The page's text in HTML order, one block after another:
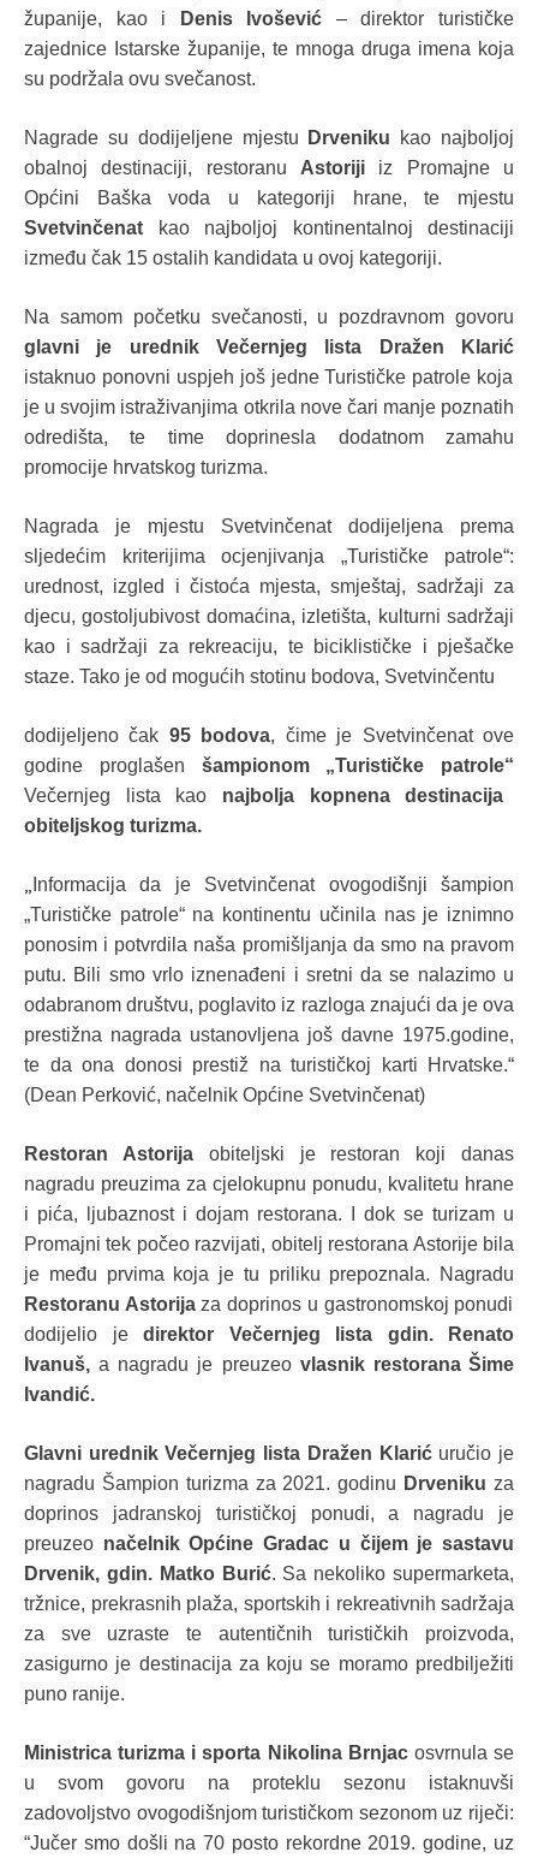
županije, kao i
Denis Ivošević – direktor turističke
zajednice Istarske županije, te mnoga druga imena koja
su podržala ovu svečanost.
Nagrade su dodijeljene mjestu Drveniku kao najboljoj
obalnoj destinaciji, restoranu Astoriji iz Promajne u
Općini Baška voda u kategoriji hrane, te mjestu
Svetvinčenat
kao najboljoj kontinentalnoj destinaciji
između čak 15 ostalih kandidata u ovoj kategoriji.
Na samom početku svečanosti, u pozdravnom govoru
glavni je urednik Večernjeg lista Dražen Klarić
istaknuo ponovni uspjeh još jedne Turističke patrole koja
je u svojim istraživanjima otkrila nove čari manje poznatih
odredišta, te time doprinesla dodatnom zamahu
promocije hrvatskog turizma.
Nagrada je mjestu Svetvinčenat dodijeljena prema
sljedećim kriterijima ocjenjivanja „Turističke patrole“:
urednost, izgled i čistoća mjesta, smještaj, sadržaji za
djecu, gostoljubivost domaćina, izletišta, kulturni sadržaji
kao i sadržaji za rekreaciju, te biciklističke i pješačke
staze. Tako je od mogućih stotinu bodova, Svetvinčentu
dodijeljeno čak 95 bodova, čime je Svetvinčenat ove
godine proglašen šampionom „Turističke patrole“
Večernjeg lista kao najbolja kopnena destinacija
obiteljskog turizma.
Informacija da je Svetvinčenat ovogodišnji šampion
„Turističke patrole“ na kontinentu učinila nas je iznimno
ponosim i potvrdila naša promišljanja da smo na pravom
putu. Bili smo vrlo iznenađeni i sretni da se nalazimo u
odabranom društvu, poglavito iz razloga znajući da je ova
prestižna nagrada ustanovljena još davne 1975.godine,
te da ona donosi prestiž na turističkoj karti Hrvatske.“
(Dean Perković, načelnik Općine Svetvinčenat)
Restoran Astorijaobiteljski je restoran koji danas
nagradu preuzima za cjelokupnu ponudu, kvalitetu hrane
i pića, ljubaznost i dojam restorana. I dok se turizam u
Promajni tek počeo razvijati, obitelj restorana Astorije bila
je među prvima koja je tu priliku prepoznala. Nagradu
Restoranu Astorija za doprinos u gastronomskoj ponudi
dodijelio je direktor Večernjeg lista gdin. Renato
Ivanuš,a nagradu je preuzeovlasnik restorana Šime
Ivandić.
Glavni urednik Večernjeg lista Dražen Klarićuručio je
nagradu Šampion turizma za 2021. godinu Drveniku za
doprinos jadranskoj turističkoj ponudi, a nagradu je
preuzeo načelnik Općine Gradac u čijem je sastavu
Drvenik, gdin. Matko Burić. Sa nekoliko supermarketa,
tržnice, prekrasnih plaža, sportskih i rekreativnih sadržaja
za sve uzraste te autentičnih turističkih proizvoda,
zasigurno je destinacija za koju se moramo predbilježiti
puno ranije.
Ministrica turizma i sporta Nikolina Brnjacosvrnula se
u svom govoru na proteklu sezonu istaknuvši
zadovoljstvo ovogodišnjom turističkom sezonom uz riječi:
“Jučer smo došli na 70 posto rekordne 2019. godine, uz